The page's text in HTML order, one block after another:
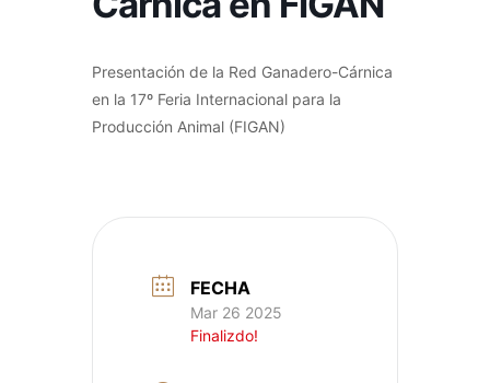
Presentación de la Red Ganadero-Cárnica
en la 17º Feria Internacional para la
Producción Animal (FIGAN)
FECHA
Mar 26 2025
Finalizdo!